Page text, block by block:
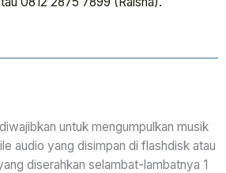
untuk mengumpulkan musik
audio yang disimpan di flashdisk atau
diserahkan selambat-lambatnya 1